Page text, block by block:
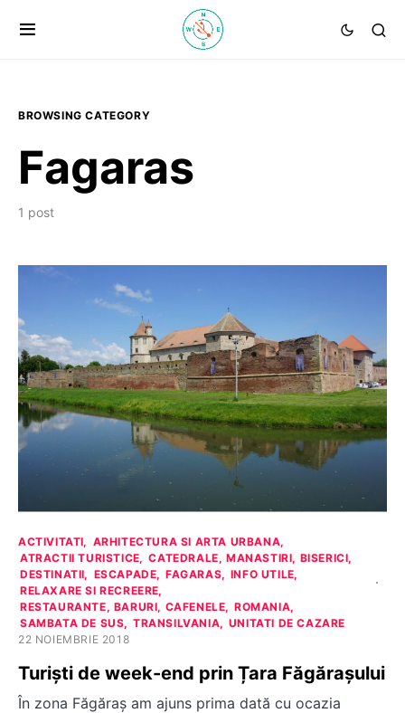
BROWSING CATEGORY
Fagaras
1 post
ACTIVITATI
ARHITECTURA SI ARTA URBANA
ATRACTII TURISTICE
CATEDRALE, MANASTIRI, BISERICI
DESTINATII
ESCAPADE FAGARAS
INFO UTILE
RELAXARE SI RECREERE
RESTAURANTE, BARURI, CAFENELE
ROMANIA
SAMBATA DE SUS
TRANSILVANIA
UNITATI DE CAZARE
22 NOIEMBRIE 2018
Turiști de week-end prin Țara Făgărașului
În zona Făgăraș am ajuns prima dată cu ocazia